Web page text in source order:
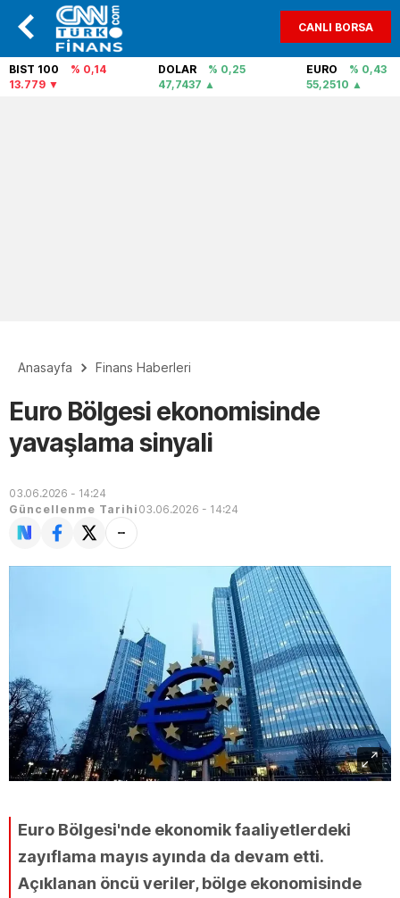
CANLI BORSA
BIST 100
% 0,14
13.779
DOLAR
% 0,25
47,7437
EURO
% 0,43
55,2510
Anasayfa Finans Haberleri
Euro Bölgesi ekonomisinde
yavaşlama sinyali
03.06.2026 - 14:24
Güncellenme Tarihi 03.06.2026 - 14:24
Euro Bölgesi'nde ekonomik faaliyetlerdeki
zayıflama mayıs ayında da devam etti.
Açıklanan öncü veriler, bölge ekonomisinde